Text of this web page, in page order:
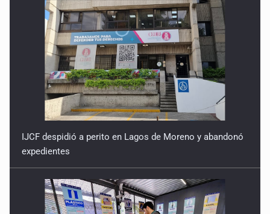
IJCF despidió a perito en Lagos de Moreno y abandonó
expedientes